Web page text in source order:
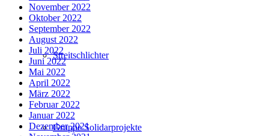
Streitschlichter
Gruppe Solidarprojekte
November 2022
Oktober 2022
September 2022
August 2022
Juli 2022
Juni 2022
Mai 2022
April 2022
März 2022
Februar 2022
Januar 2022
Dezember 2021